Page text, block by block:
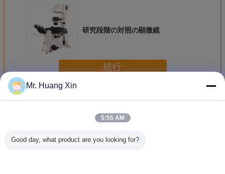
研究段階の対照の顕微鏡
続行
多く段階の対照の顕微鏡
Mr. Huang Xin
5:55 AM
Good day, what product are you looking for?